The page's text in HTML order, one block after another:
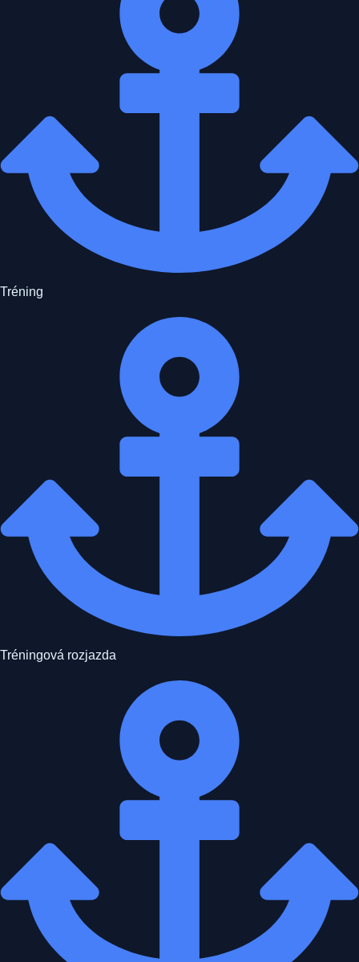
Tréning
Tréningová rozjazda